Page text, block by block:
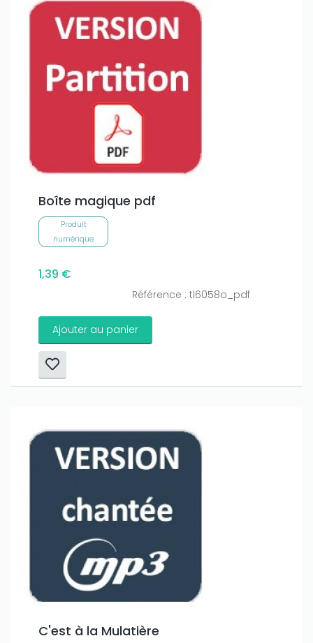
Boîte magique pdf
Produit
numérique
1,39 €
Référence : tl6058o_pdf
Ajouter au panier
C'est à la Mulatière